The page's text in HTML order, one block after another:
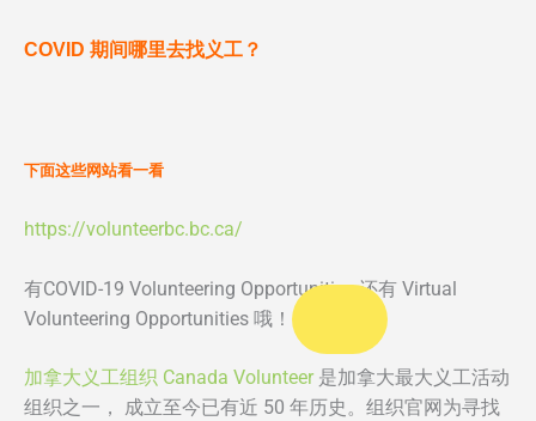
COVID 期间哪里去找义工？
下面这些网站看一看
https://volunteerbc.bc.ca/
有COVID-19 Volunteering Opportunities 还有 Virtual
Volunteering Opportunities 哦！
加拿大义工组织 Canada Volunteer 是加拿大最大义工活动
组织之一， 成立至今已有近 50 年历史。组织官网为寻找